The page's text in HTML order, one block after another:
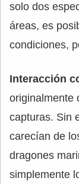
solo dos
áreas, es
condiciones,
Interacción
originalmente
capturas. Sin
carecían de
dragones
simplemente